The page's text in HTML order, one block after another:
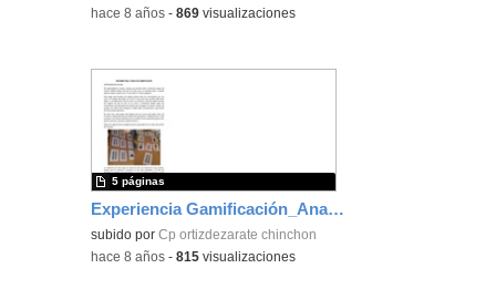
-hace 8 años -869 visualizaciones
Experiencia Gamificación_Ana Navarro
subido porCp ortizdezarate chinchon
5 páginas
-hace 8 años -815 visualizaciones